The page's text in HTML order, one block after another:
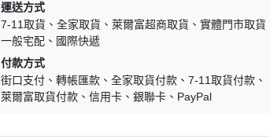
運送方式
7-11取貨
全家取貨 萊爾富超商取貨
實體門市取貨
一般宅配
國際快遞
付款方式
街口支付
轉帳匯款 全家取貨付款
7-11取貨付款
萊爾富取貨付款
信用卡 銀聯卡 PayPal